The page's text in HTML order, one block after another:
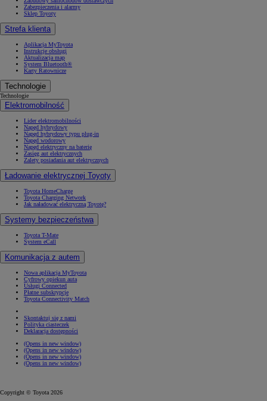
Zabezpieczenia i alarmy
Sklep Toyoty
Strefa klienta
Aplikacja MyToyota
Instrukcje obsługi
Aktualizacja map
System Bluetooth®
Karty Ratownicze
Technologie
Technologie
Elektromobilność
Lider elektromobilności
Napęd hybrydowy
Napęd hybrydowy typu plug-in
Napęd wodorowy
Napęd elektryczny na baterię
Zasięg aut elektrycznych
Zalety posiadania aut elektrycznych
Ładowanie elektrycznej Toyoty
Toyota HomeCharge
Toyota Charging Network
Jak naładować elektryczną Toyotę?
Systemy bezpieczeństwa
Toyota T-Mate
System eCall
Komunikacja z autem
Nowa aplikacja MyToyota
Cyfrowy opiekun auta
Usługi Connected
Płatne subskrypcje
Toyota Connectivity Match
Skontaktuj się z nami
Polityka ciasteczek
Deklaracja dostępności
(Opens in new window)
(Opens in new window)
(Opens in new window)
(Opens in new window)
Copyright © Toyota 2026